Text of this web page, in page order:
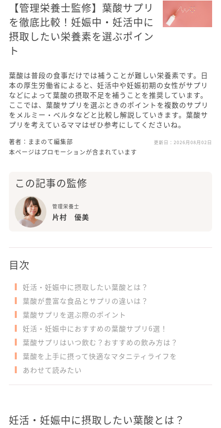
【管理栄養士監修】葉酸サプリ
を徹底比較！妊娠中・妊活中に
摂取したい栄養素を選ぶポイン
ト
葉酸は普段の食事だけでは補うことが難しい栄養素です。日
本の厚生労働省によると、妊活中や妊娠初期の女性がサプリ
などによって葉酸の摂取不足を補うことを推奨しています。
ここでは、葉酸サプリを選ぶときのポイントを複数のサプリ
をメルミー・ベルタなどと比較し解説していきます。葉酸サ
プリを考えているママはぜひ参考にしてくださいね。
著者：ままのて編集部 更新日： 2026月08月02日
本ページはプロモーションが含まれています
この記事の監修
管理栄養士
片村 優美
目次
妊活・妊娠中に摂取したい葉酸とは？
葉酸が豊富な食品とサプリの違いは？
葉酸サプリを選ぶ際のポイント
妊活・妊娠中におすすめの葉酸サプリ6選！
葉酸サプリはいつ飲む？おすすめの飲み方は？
葉酸を上手に摂って快適なマタニティライフを
あわせて読みたい
妊活・妊娠中に摂取したい葉酸とは？